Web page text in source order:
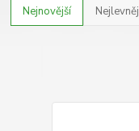
Nejnovější